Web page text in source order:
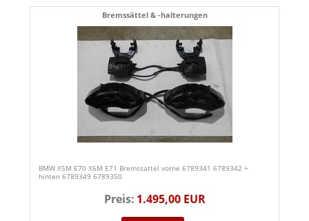
Bremssättel & -halterungen
BMW X5M E70 X6M E71 Bremssattel vorne 6789341 6789342 +
hinten 6789349 6789350
Preis: 1.495,00 EUR